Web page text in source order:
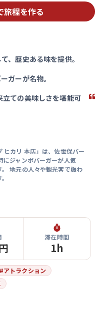
旅程を作る
、歴史ある味を提供。
ガーが名物。
ての美味しさを堪能可
ヒカリ 本店」は、佐世保バー
にジャンボバーガーが人気
地元の人々や観光客で賑わ
滞在時間
1h
#アトラクション